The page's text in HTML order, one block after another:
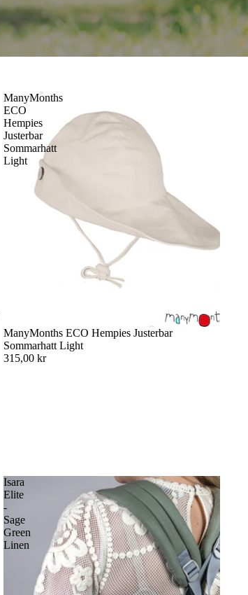
ManyMonths
ECO
Hempies
Justerbar
Sommarhatt
Light
ManyMonths ECO Hempies Justerbar
Sommarhatt Light
315,00 kr
Isara
Elite
-
Sage
Green
Linen